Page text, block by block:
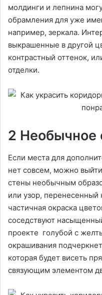
молдинги и лепнина
обрамления для уже
например, зеркала.
выкрашенные в другой
контрастный оттенок,
отделки.
2 Необычное
Если места для
нет совсем, можно
стены необычным
или узор,
частичная окраска
соседствуют
проекте голубой с
окрашивания
которая будет висеть
связующим элементом